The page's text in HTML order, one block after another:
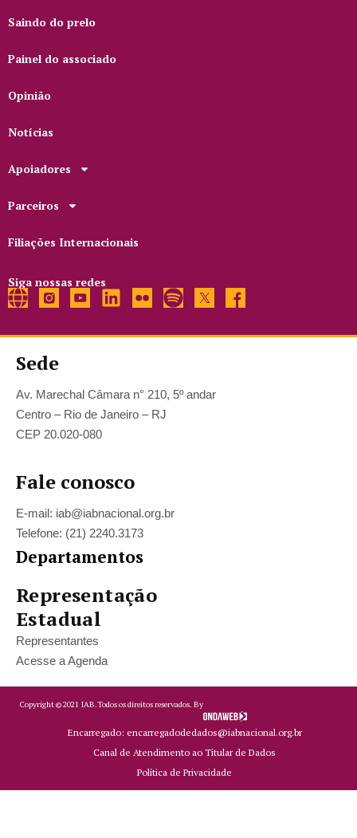
Saindo do prelo
Painel do associado
Opinião
Notícias
Apoiadores
Parceiros
Filiações Internacionais
Siga nossas redes
Sede
Av. Marechal Câmara n° 210, 5º andar
Centro – Rio de Janeiro – RJ
CEP 20.020-080
Fale conosco
E-mail: iab@iabnacional.org.br
Telefone: (21) 2240.3173
Departamentos
Representação
Estadual
Representantes
Acesse a Agenda
Copyright ©2021 IAB.Todos os direitos reservados. By
Encarregado: encarregadodedados@iabnacional.org.br
Canal de Atendimento ao Titular de Dados
Política de Privacidade